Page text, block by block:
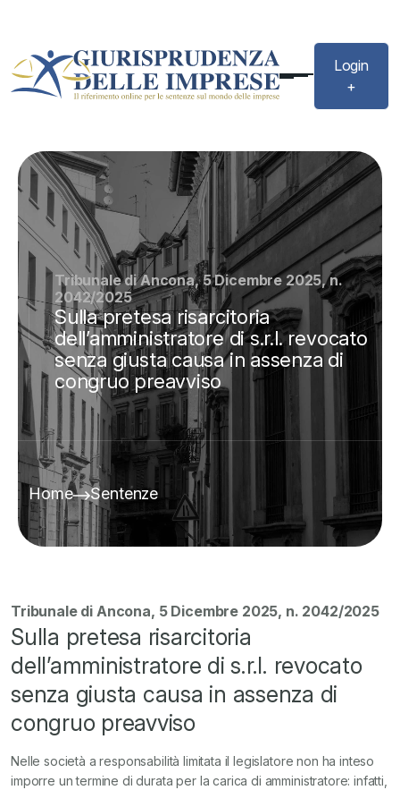
Login
+
Tribunale di Ancona, 5 Dicembre 2025, n.
2042/2025
Sulla pretesa risarcitoria
dell’amministratore di s.r.l. revocato
senza giusta causa in assenza di
congruo preavviso
Home Sentenze
Tribunale di Ancona, 5 Dicembre 2025, n. 2042/2025
Sulla pretesa risarcitoria
dell’amministratore di s.r.l. revocato
senza giusta causa in assenza di
congruo preavviso
Nelle società a responsabilità limitata il legislatore non ha inteso
imporre un termine di durata per la carica di amministratore: infatti,